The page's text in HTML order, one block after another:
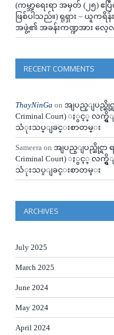
(ကမ္ဘာ့ရေးရာ အမှတ် (၂၅) ဧပ
ဖြစ်ပါသည်။) ရုရှား – ယူကရိ
အဖွဲ့၏ အခန်းကဏ္ဍအား လေ့လ
RECENT COMMENTS
ThayNinGa on အျပည္ျပည္ဆိုင္ရ
Criminal Court) ႏွင့္ လက္
သံုးသပ္ျခင္းစာတမ္း
Sameera on အျပည္ျပည္ဆိုင္ရာ
Criminal Court) ႏွင့္ လက္
သံုးသပ္ျခင္းစာတမ္း
ARCHIVES
July 2025
March 2025
June 2024
May 2024
April 2024